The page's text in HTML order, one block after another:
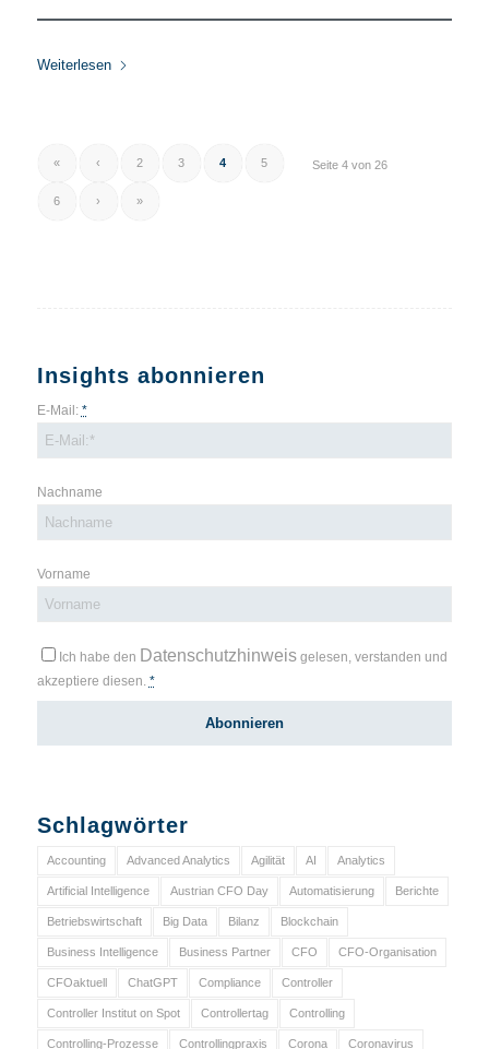
Weiterlesen
Seite 4 von 26
« ‹ 2 3 4 5
6 › »
Insights abonnieren
E-Mail: *
Nachname
Vorname
Ich habe den Datenschutzhinweisgelesen, verstanden und
akzeptiere diesen. *
Schlagwörter
Accounting Advanced Analytics Agilität AI Analytics
Artificial Intelligence Austrian CFO Day Automatisierung Berichte
Betriebswirtschaft Big Data Bilanz Blockchain
Business Intelligence Business Partner CFO CFO-Organisation
CFOaktuell ChatGPT Compliance Controller
Controller Institut on Spot Controllertag Controlling
Controlling-Prozesse Controllingpraxis Corona Coronavirus